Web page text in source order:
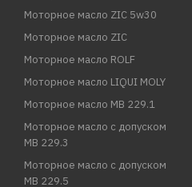
Моторное масло ZIC 5w30
Моторное масло ZIC
Моторное масло ROLF
Моторное масло LIQUI MOLY
Моторное масло MB 229.1
Моторное масло с допуском
MB 229.3
Моторное масло с допуском
MB 229.5